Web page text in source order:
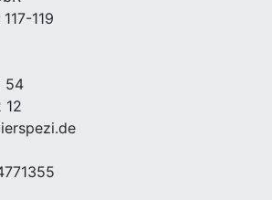
119
54
12